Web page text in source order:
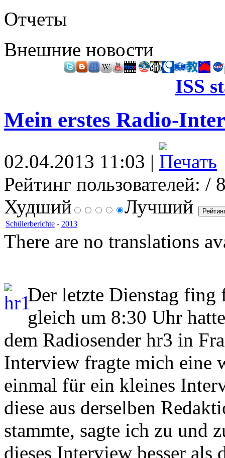
Отчеты
Внешние новости
ISS
Mein erstes Radio-
02.04.2013 11:03 |
Рейтинг пользователей: /
Худший
Лучший
Schülerberichte - 2013
There are no translations
Der letzte Dienstag fing
gleich um 8:30 Uhr
dem Radiosender hr3 in
Interview fragte mich eine
einmal für ein kleines
diese aus derselben
stammte, sagte ich zu und
dieses Interview besser